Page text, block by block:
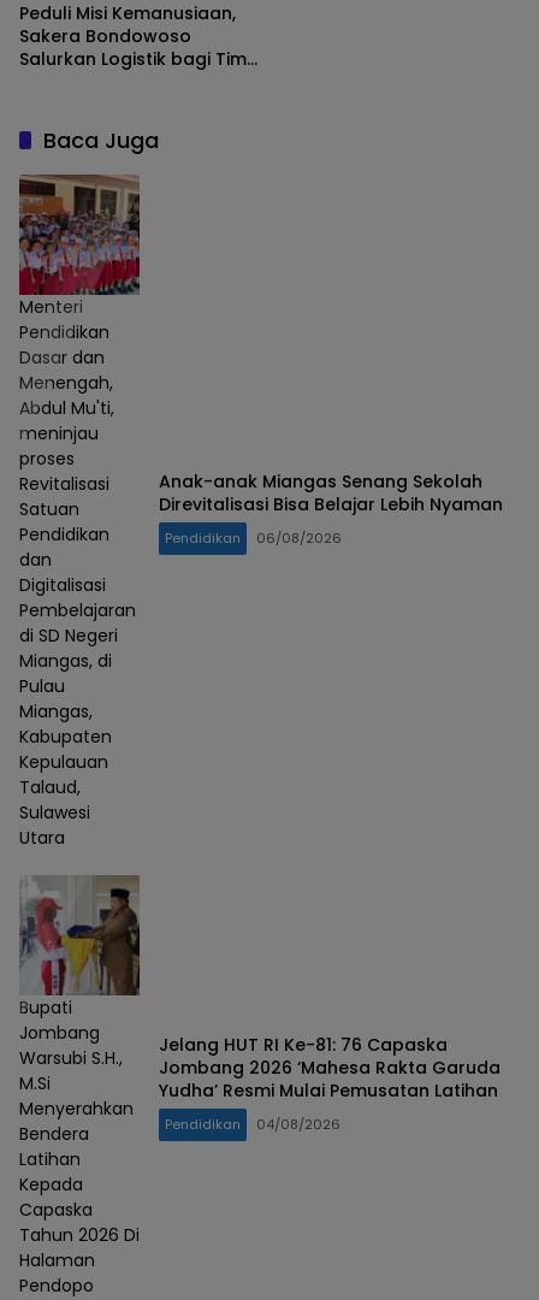
Peduli Misi Kemanusiaan,
Sakera Bondowoso
Salurkan Logistik bagi Tim
Baca Juga
Menteri
Pendidikan
Dasar dan
Menengah,
Abdul Mu'ti,
meninjau
proses
Revitalisasi
Satuan
Pendidikan
dan
Digitalisasi
Pembelajaran
di SD Negeri
Miangas, di
Pulau
Miangas,
Kabupaten
Kepulauan
Talaud,
Sulawesi
Utara
Anak-anak Miangas Senang Sekolah
Direvitalisasi Bisa Belajar Lebih Nyaman
Pendidikan 06/08/2026
Bupati
Jombang
Warsubi S.H.,
M.Si
Menyerahkan
Bendera
Latihan
Kepada
Capaska
Tahun 2026 Di
Halaman
Pendopo
Jelang HUT RI Ke-81: 76 Capaska
Jombang 2026 ‘Mahesa Rakta Garuda
Yudha’ Resmi Mulai Pemusatan Latihan
Pendidikan 04/08/2026